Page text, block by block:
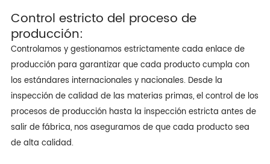
Control estricto del proceso de
producción:
Controlamos y gestionamos estrictamente cada enlace de
producción para garantizar que cada producto cumpla con
los estándares internacionales y nacionales. Desde la
inspección de calidad de las materias primas, el control de los
procesos de producción hasta la inspección estricta antes de
salir de fábrica, nos aseguramos de que cada producto sea
de alta calidad.